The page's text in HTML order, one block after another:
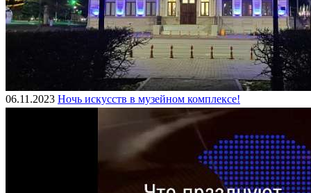
06.11.2023 Ночь искусств в музейном комплексе!